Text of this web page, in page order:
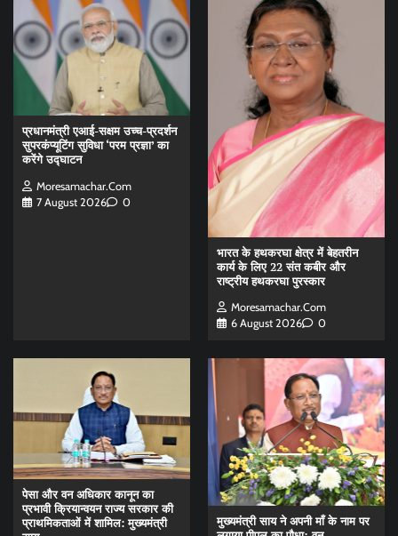
प्रधानमंत्री एआई-सक्षम उच्च-प्रदर्शन
सुपरकंप्यूटिंग सुविधा ‘परम प्रज्ञा’ का
करेंगे उद्घाटन
Moresamachar.com
7 August 2026
0
भारत के हथकरघा क्षेत्र में बेहतरीन
कार्य के लिए 22 संत कबीर और
राष्ट्रीय हथकरघा पुरस्कार
Moresamachar.com
6 August 2026
0
पेसा और वन अधिकार कानून का
प्रभावी क्रियान्वयन राज्य सरकार की
प्राथमिकताओं में शामिल: मुख्यमंत्री
मुख्यमंत्री साय ने अपनी माँ के नाम पर